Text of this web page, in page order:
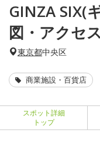
GINZA SIX(
図・アクセス
東京都中央区
商業施設・百貨店
スポット詳細
トップ